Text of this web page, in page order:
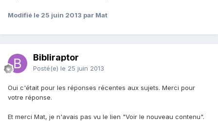
Modifié le 25 juin 2013 par Mat
Bibliraptor
Posté(e) le 25 juin 2013
Oui c'était pour les réponses récentes aux sujets. Merci pour
votre réponse.
Et merci Mat, je n'avais pas vu le lien "Voir le nouveau contenu".